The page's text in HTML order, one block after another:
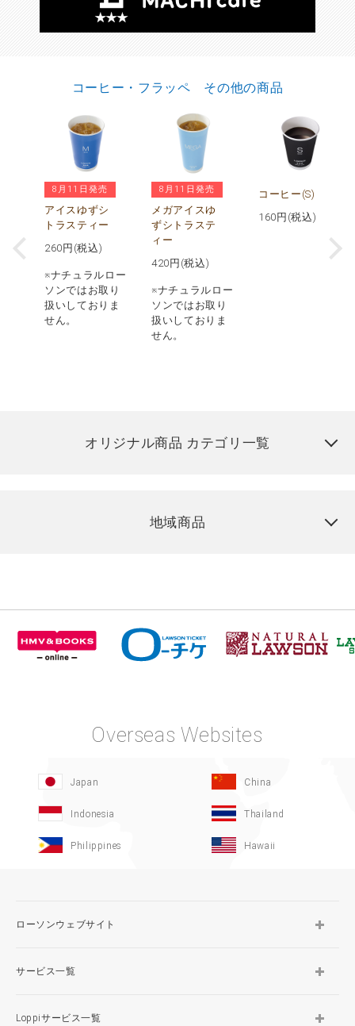
コーヒー・フラッペ その他の商品
8月11日発売
アイスゆずシ
トラスティー
260 円(税込)
※ナチュラルロー
ソンではお取り
扱いしておりま
せん。
8月11日発売
メガアイスゆ
ずシトラステ
ィー
420 円(税込)
※ナチュラルロー
ソンではお取り
扱いしておりま
せん。
コーヒー(S)
160 円(税込)
オリジナル商品 カテゴリ一覧
地域商品
Overseas Websites
Japan China
Indonesia Thailand
Philippines Hawaii
ローソンウェブサイト
サービス一覧
Loppiサービス一覧